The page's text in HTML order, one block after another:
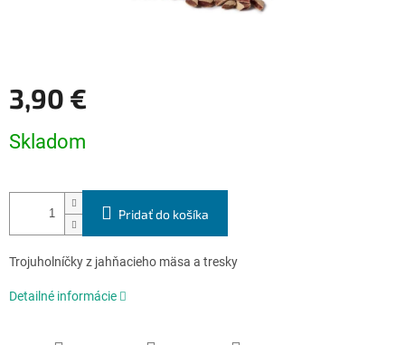
3,90 €
cena:
Skladom
Pridať do košíka
Trojuholníčky z jahňacieho mäsa a tresky
Detailné informácie